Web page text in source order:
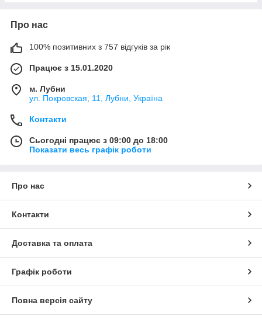
Про нас
100% позитивних з 757 відгуків за рік
Працює з 15.01.2020
м. Лубни
ул. Покровская, 11, Лубни, Україна
Контакти
Сьогодні працює з 09:00 до 18:00
Показати весь графік роботи
Про нас
Контакти
Доставка та оплата
Графік роботи
Повна версія сайту